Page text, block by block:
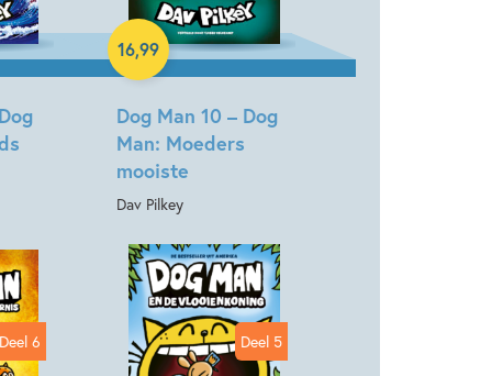
Dog Man 10 – Dog
Man: Moeders
mooiste
Dav Pilkey
16,99
Hardcover
Deel 6 Deel 5